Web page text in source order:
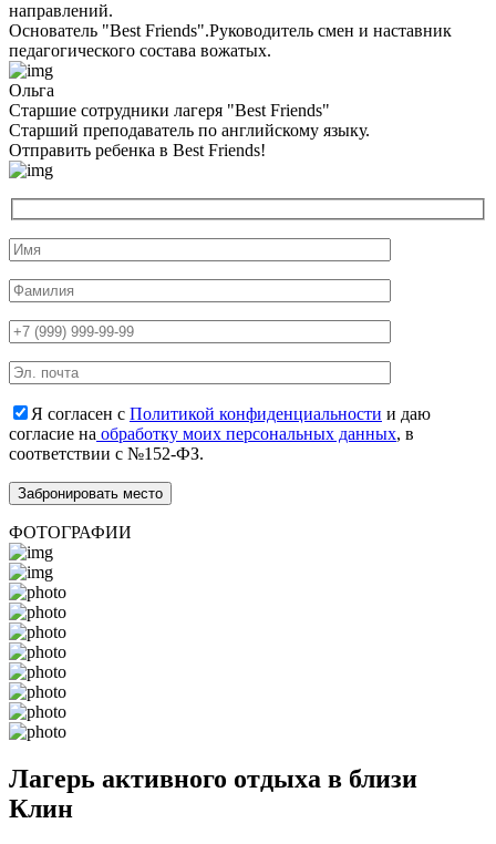
направлений.
Основатель "Best Friends".Руководитель смен и наставник
педагогического состава вожатых.
Ольга
Старшие сотрудники лагеря "Best Friends"
Cтарший преподаватель по английскому языку.
Отправить ребенка в Best Friends!
Я согласен с Политикой конфиденциальности и даю
согласие на обработку моих персональных данных, в
соответствии с №152-ФЗ.
ФОТОГРАФИИ
Лагерь активного отдыха в близи
Клин